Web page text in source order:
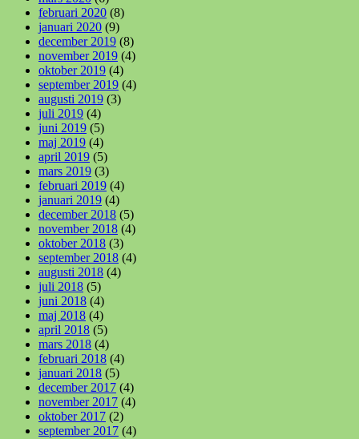
februari 2020 (8)
januari 2020 (9)
december 2019 (8)
november 2019 (4)
oktober 2019 (4)
september 2019 (4)
augusti 2019 (3)
juli 2019 (4)
juni 2019 (5)
maj 2019 (4)
april 2019 (5)
mars 2019 (3)
februari 2019 (4)
januari 2019 (4)
december 2018 (5)
november 2018 (4)
oktober 2018 (3)
september 2018 (4)
augusti 2018 (4)
juli 2018 (5)
juni 2018 (4)
maj 2018 (4)
april 2018 (5)
mars 2018 (4)
februari 2018 (4)
januari 2018 (5)
december 2017 (4)
november 2017 (4)
oktober 2017 (2)
september 2017 (4)